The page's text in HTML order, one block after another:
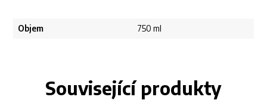
Objem 750 ml
Související produkty